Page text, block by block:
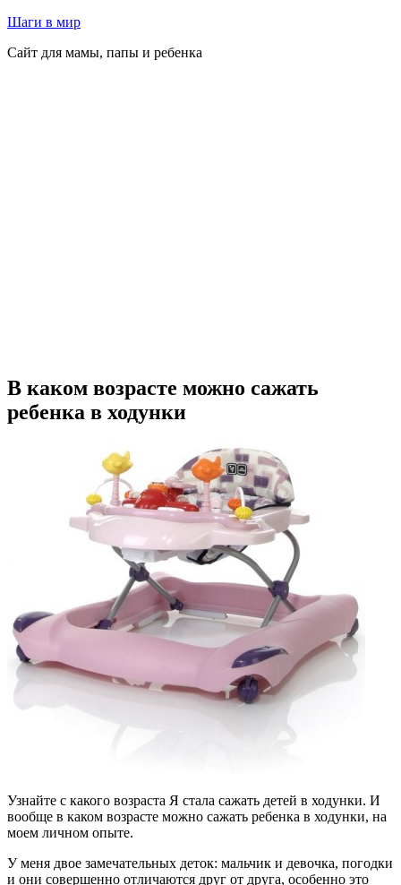
Перейти
содержимому
Шаги в мир
Сайт для мамы, папы и ребенка
В каком возрасте можно сажать
ребенка в ходунки
Узнайте с какого возраста Я стала сажать детей в ходунки. И
вообще в каком возрасте можно сажать ребенка в ходунки, на
моем личном опыте.
У меня двое замечательных деток: мальчик и девочка, погодки
и они совершенно отличаются друг от друга, особенно это